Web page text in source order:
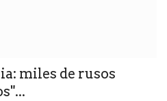
miles de rusos